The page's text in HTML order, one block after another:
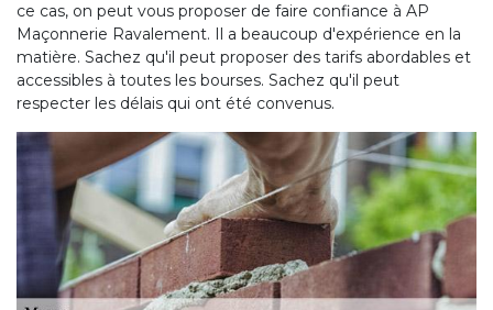
ce cas, on peut vous proposer de faire confiance à AP
Maçonnerie Ravalement. Il a beaucoup d'expérience en la
matière. Sachez qu'il peut proposer des tarifs abordables et
accessibles à toutes les bourses. Sachez qu'il peut
respecter les délais qui ont été convenus.